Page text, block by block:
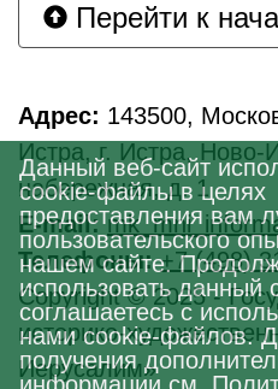
Перейти к
Адрес: 143500,
Истра, г. Истра, Ново-
набережная, д. 1
E-mail:
Телефоны: +7 (498)
Copyright © 2025 -
историко-
Иерусалим»
Данный веб-сайт
cookie-файлы в целях
предоставления вам
пользовательского
нашем сайте.
использовать данный
соглашаетесь с
нами cookie-файлов.
получения